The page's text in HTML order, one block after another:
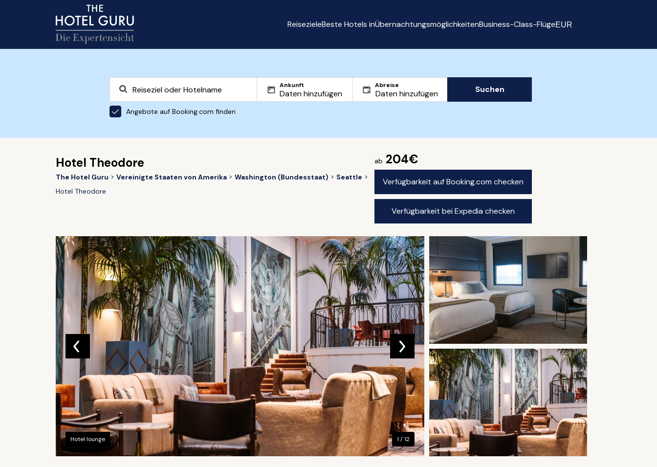
ReisezieleBeste Hotels inÜbernachtungsmöglichkeitenBusiness-Class-FlügeEUR
Ankunft Abreise
Angebote auf Booking.com finden
Suchen
Hotel Theodore
The Hotel Guru Vereinigte Staaten von Amerika Washington (Bundesstaat)
Seattle
Hotel Theodore
ab 204€
Verfügbarkeit auf Booking.com checken
Verfügbarkeit bei Expedia checken
Hotel lounge 1 / 12